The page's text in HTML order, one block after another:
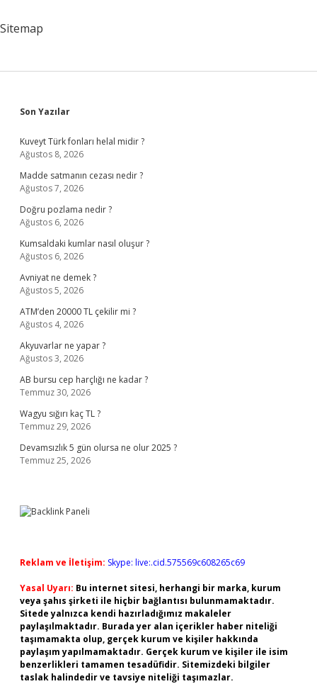
Sitemap
Sidebar
Son Yazılar
Kuveyt Türk fonları helal midir ?
Ağustos 8, 2026
Madde satmanın cezası nedir ?
Ağustos 7, 2026
Doğru pozlama nedir ?
Ağustos 6, 2026
Kumsaldaki kumlar nasıl oluşur ?
Ağustos 6, 2026
Avniyat ne demek ?
Ağustos 5, 2026
ATM’den 20000 TL çekilir mi ?
Ağustos 4, 2026
Akyuvarlar ne yapar ?
Ağustos 3, 2026
AB bursu cep harçlığı ne kadar ?
Temmuz 30, 2026
Wagyu sığırı kaç TL ?
Temmuz 29, 2026
Devamsızlık 5 gün olursa ne olur 2025 ?
Temmuz 25, 2026
Reklam ve İletişim: Skype: live:.cid.575569c608265c69
Yasal Uyarı: Bu internet sitesi, herhangi bir marka, kurum
veya şahıs şirketi ile hiçbir bağlantısı bulunmamaktadır.
Sitede yalnızca kendi hazırladığımız makaleler
paylaşılmaktadır. Burada yer alan içerikler haber niteliği
taşımamakta olup, gerçek kurum ve kişiler hakkında
paylaşım yapılmamaktadır. Gerçek kurum ve kişiler ile isim
benzerlikleri tamamen tesadüfidir. Sitemizdeki bilgiler
taslak halindedir ve tavsiye niteliği taşımazlar.